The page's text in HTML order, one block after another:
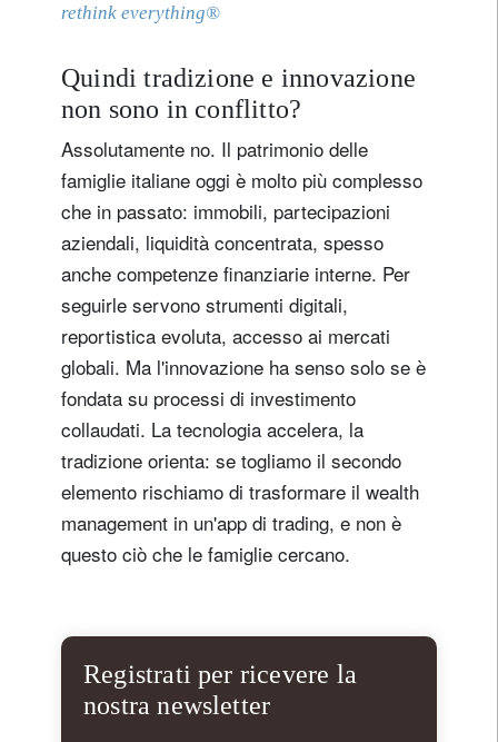
rethink everything®
Quindi tradizione e innovazione
non sono in conflitto?
Assolutamente no. Il patrimonio delle
famiglie italiane oggi è molto più complesso
che in passato: immobili, partecipazioni
aziendali, liquidità concentrata, spesso
anche competenze finanziarie interne. Per
seguirle servono strumenti digitali,
reportistica evoluta, accesso ai mercati
globali. Ma l'innovazione ha senso solo se è
fondata su processi di investimento
collaudati. La tecnologia accelera, la
tradizione orienta: se togliamo il secondo
elemento rischiamo di trasformare il wealth
management in un'app di trading, e non è
questo ciò che le famiglie cercano.
Registrati per ricevere la
nostra newsletter